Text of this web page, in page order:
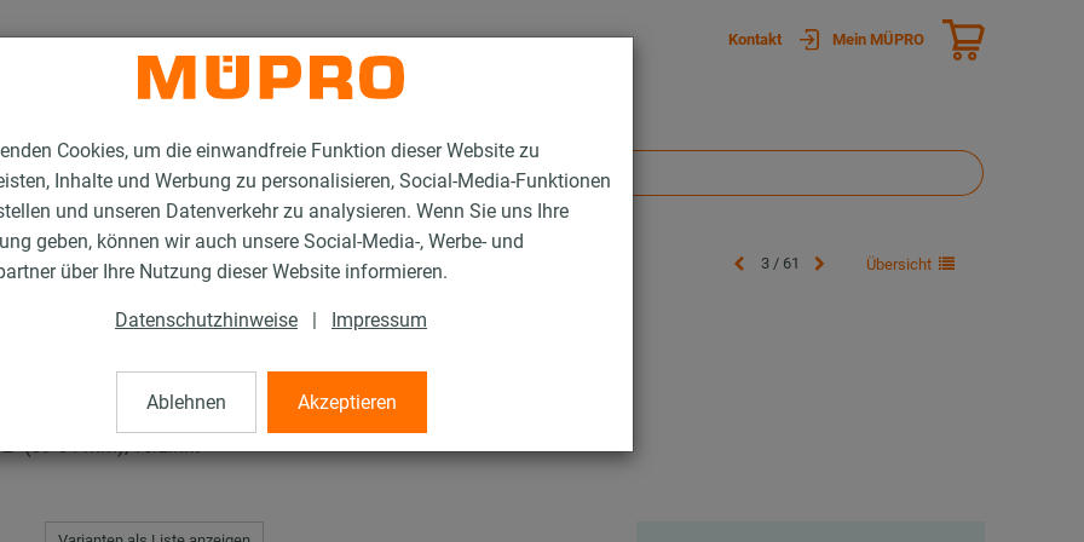
Cookies, um die einwandfreie Funktion dieser Website zu
Inhalte und Werbung zu personalisieren, Social-Media-Funktionen
und unseren Datenverkehr zu analysieren. Wenn Sie uns Ihre
geben, können wir auch unsere Social-Media-, Werbe- und
über Ihre Nutzung dieser Website informieren.
Datenschutzhinweise | Impressum
Ablehnen Akzeptieren
Kontakt Mein MÜPRO
3 / 61 Übersicht
(59-64 mm), verzinkt